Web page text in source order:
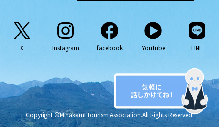
X Instagram facebook YouTube LINE
Copyright ©Minakami Tourism Association.All Rights Reserved.